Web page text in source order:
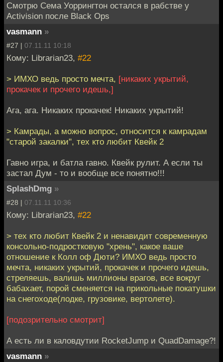
Смотрю Сема Уоррингтон остался в рабстве у
Activision после Black Ops
vasmann »
#27 | 07.11.11 10:18
Кому: Librarian23, #22
> ИМХО ведь просто мечта, [никаких укрытий,
прокачек и прочего идешь,]
Ага, ага. Никаких прокачек! Никаких укрытий!
> Камрады, а можно вопрос, относится к камрадам
"старой закалки", тех кто любит Квейк 2
Гавно игра, и батла гавно. Квейк рулит. А если ты
застал Дум - то и вообще все понятно!!!
SplashDmg »
#28 | 07.11.11 10:36
Кому: Librarian23, #22
> тех кто любит Квейк 2 и ненавидит современную
консольно-подростковую "хрень", какое ваше
отношение к Колл оф Дюти? ИМХО ведь просто
мечта, никаких укрытий, прокачек и прочего идешь,
стреляешь, валишь миллионы врагов, все вокруг
бабахает, порой сменяется на прикольные покатушки
на снегоходе(лодке, грузовике, вертолете).
[подозрительно смотрит]
А есть ли в каловдутии RocketJump и QuadDamage?!
vasmann »